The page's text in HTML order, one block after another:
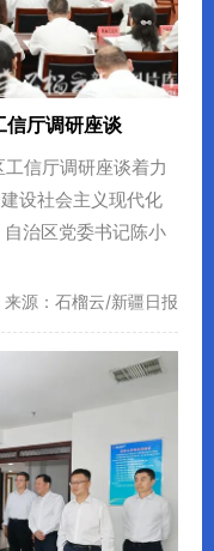
信厅调研座谈
信厅调研座谈着力
设社会主义现代化
治区党委书记陈小
来源：石榴云/新疆日报